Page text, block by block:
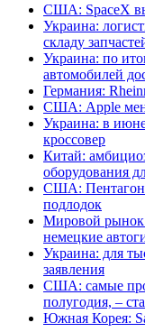
США: SpaceX
Украина:
складу
Украина: по
автомобилей
Германия:
США: Apple
Украина: в
кроссовер
Китай:
оборудования
США: Пентагон
подлодок
Мировой рынок:
немецкие
Украина: для
заявления
США: самые
полугодия, –
Южная Корея: